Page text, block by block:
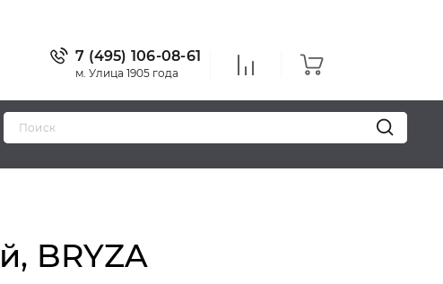
7 (495) 106-08-61
м. Улица 1905 года
BRYZA